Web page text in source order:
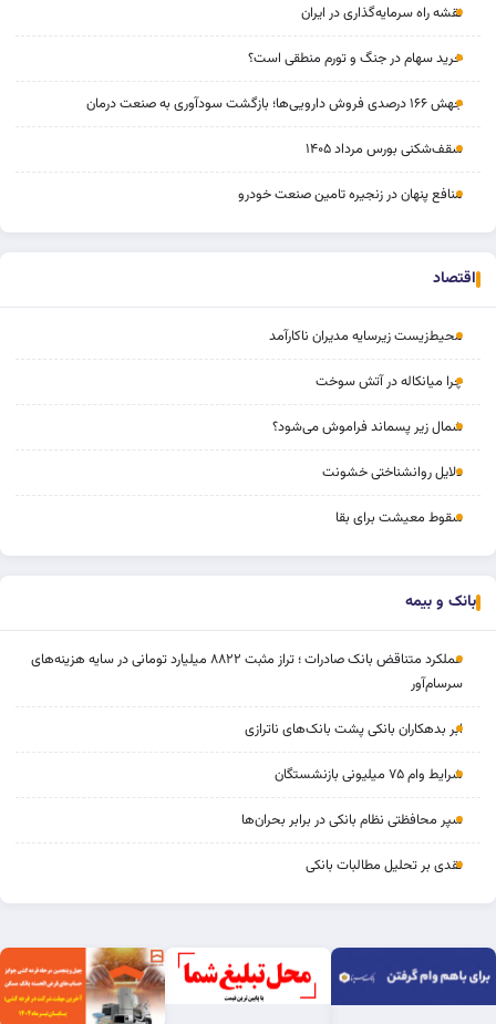
نقشه راه سرمایه‌گذاری در ایران
خرید سهام در جنگ و تورم منطقی است؟
جهش ۱۶۶ درصدی فروش دارویی‌ها؛ بازگشت سودآوری به صنعت درمان
سقف‌شکنی بورس مرداد ۱۴۰۵
منافع پنهان در زنجیره تامین صنعت خودرو
اقتصاد
محیط‌زیست زیرسایه مدیران ناکارآمد
چرا میانکاله در آتش سوخت
شمال زیر پسماند فراموش می‌شود؟
دلایل روانشناختی خشونت
سقوط معیشت برای بقا
بانک و بیمه
عملکرد متناقض بانک صادرات ؛ تراز مثبت ۸۸۲۲ میلیارد تومانی در سایه هزینه‌های
سرسام‌آور
ابر بدهکاران بانکی پشت بانک‌های ناترازی
شرایط وام ۷۵ میلیونی بازنشستگان
سپر محافظتی نظام بانکی در برابر بحران‌ها
نقدی بر تحلیل مطالبات بانکی